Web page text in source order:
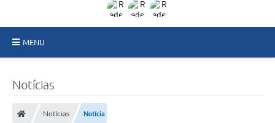
MENU
Meio Ambiente
Notícias
Notícias Notícia